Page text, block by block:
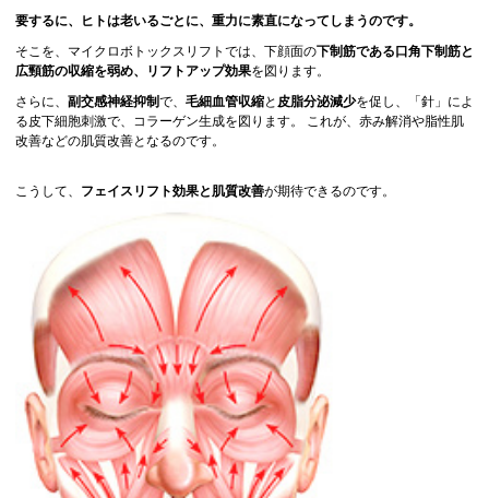
要するに、ヒトは老いるごとに、重力に素直になってしまうのです。
そこを、マイクロボトックスリフトでは、下顔面の下制筋である口角下制筋と
広頸筋の収縮を弱め、
リフトアップ効果を図ります。
さらに、 副交感神経抑制で、 毛細血管収縮と 皮脂分泌減少を促し、「針」によ
る皮下細胞刺激で、
コラーゲン生成を図ります。 これが、赤み解消や脂性肌
改善などの肌質改善となるのです。
こうして、 フェイスリフト効果と肌質改善が期待できるのです。